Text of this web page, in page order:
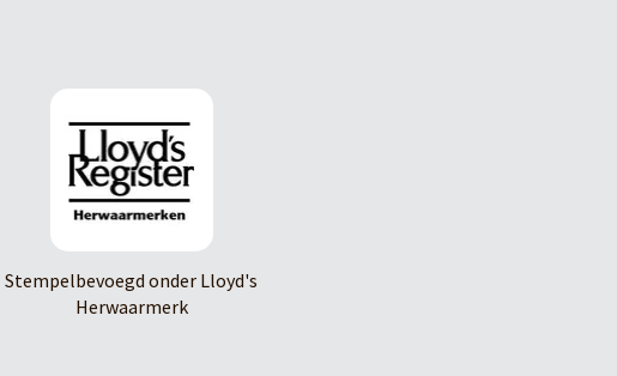
Stempelbevoegd onder Lloyd's
Herwaarmerk